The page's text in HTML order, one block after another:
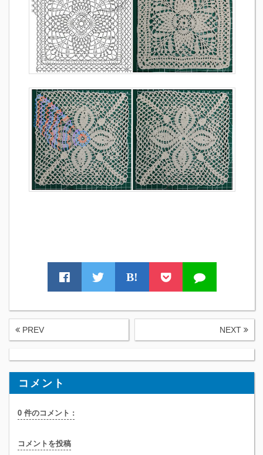
B!
PREV NEXT
コメント
0 件のコメント :
コメントを投稿